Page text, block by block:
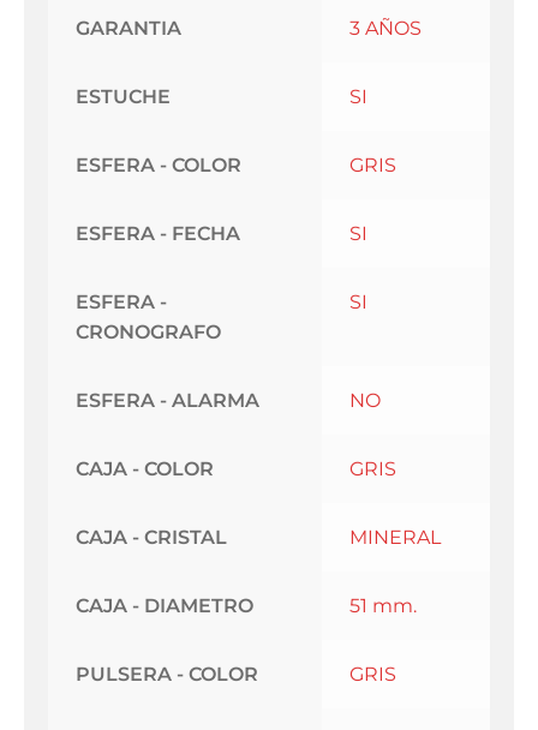
GARANTIA 3 AÑOS
ESTUCHE SI
ESFERA - COLOR GRIS
ESFERA - FECHA SI
ESFERA -
CRONOGRAFO
SI
ESFERA - ALARMA NO
CAJA - COLOR GRIS
CAJA - CRISTAL MINERAL
CAJA - DIAMETRO 51 mm.
PULSERA - COLOR GRIS